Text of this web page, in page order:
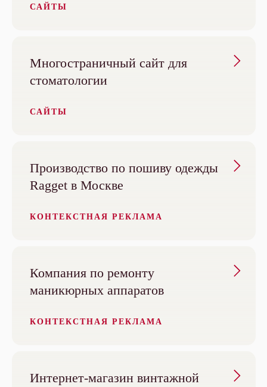
САЙТЫ
Многостраничный сайт для
стоматологии
САЙТЫ
Производство по пошиву одежды
Ragget в Москве
КОНТЕКСТНАЯ РЕКЛАМА
Компания по ремонту
маникюрных аппаратов
КОНТЕКСТНАЯ РЕКЛАМА
Интернет-магазин винтажной